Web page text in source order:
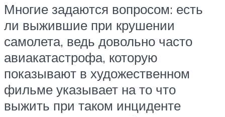
Многие задаются вопросом: есть
ли выжившие при крушении
самолета, ведь довольно часто
авиакатастрофа, которую
показывают в художественном
фильме указывает на то что
выжить при таком инциденте